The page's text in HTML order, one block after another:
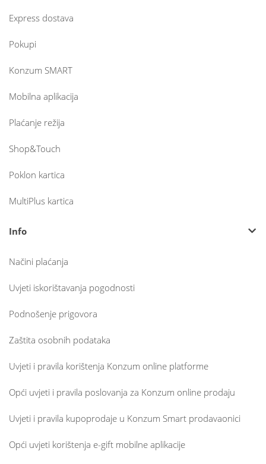
Express dostava
Pokupi
Konzum SMART
Mobilna aplikacija
Plaćanje režija
Shop&Touch
Poklon kartica
MultiPlus kartica
Info
Načini plaćanja
Uvjeti iskorištavanja pogodnosti
Podnošenje prigovora
Zaštita osobnih podataka
Uvjeti i pravila korištenja Konzum online platforme
Opći uvjeti i pravila poslovanja za Konzum online prodaju
Uvjeti i pravila kupoprodaje u Konzum Smart prodavaonici
Opći uvjeti korištenja e-gift mobilne aplikacije